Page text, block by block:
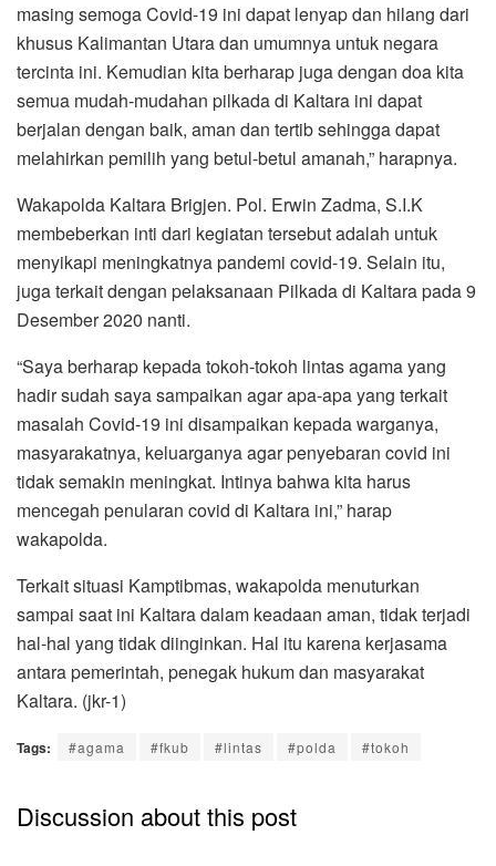
masing semoga Covid-19 ini dapat lenyap dan hilang dari
khusus Kalimantan Utara dan umumnya untuk negara
tercinta ini. Kemudian kita berharap juga dengan doa kita
semua mudah-mudahan pilkada di Kaltara ini dapat
berjalan dengan baik, aman dan tertib sehingga dapat
melahirkan pemilih yang betul-betul amanah,” harapnya.
Wakapolda Kaltara Brigjen. Pol. Erwin Zadma, S.I.K
membeberkan inti dari kegiatan tersebut adalah untuk
menyikapi meningkatnya pandemi covid-19. Selain itu,
juga terkait dengan pelaksanaan Pilkada di Kaltara pada 9
Desember 2020 nanti.
“Saya berharap kepada tokoh-tokoh lintas agama yang
hadir sudah saya sampaikan agar apa-apa yang terkait
masalah Covid-19 ini disampaikan kepada warganya,
masyarakatnya, keluarganya agar penyebaran covid ini
tidak semakin meningkat. Intinya bahwa kita harus
mencegah penularan covid di Kaltara ini,” harap
wakapolda.
Terkait situasi Kamptibmas, wakapolda menuturkan
sampai saat ini Kaltara dalam keadaan aman, tidak terjadi
hal-hal yang tidak diinginkan. Hal itu karena kerjasama
antara pemerintah, penegak hukum dan masyarakat
Kaltara. (jkr-1)
Tags: #agama #fkub #lintas #polda #tokoh
Discussion about this post